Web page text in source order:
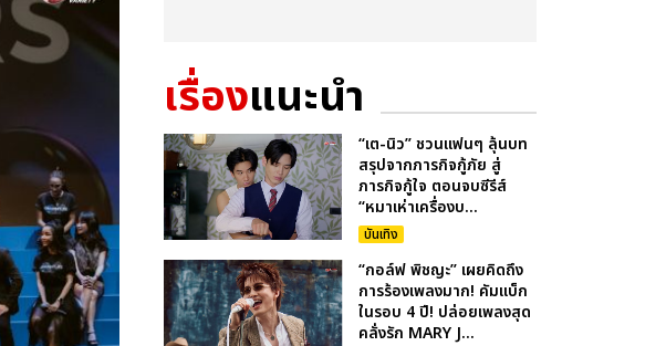
เรื่องแนะนำ
“เต-นิว” ชวนแฟนๆ ลุ้นบท
สรุปจากภารกิจกู้ภัย สู่
ภารกิจกู้ใจ ตอนจบซีรีส์
“หมาเห่าเครื่องบ...
บันเทิง
“กอล์ฟ พิชญะ” เผยคิดถึง
การร้องเพลงมาก! คัมแบ็ก
ในรอบ 4 ปี! ปล่อยเพลงสุด
คลั่งรัก MARY J...